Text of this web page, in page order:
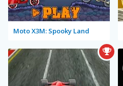
Moto X3M: Spooky Land